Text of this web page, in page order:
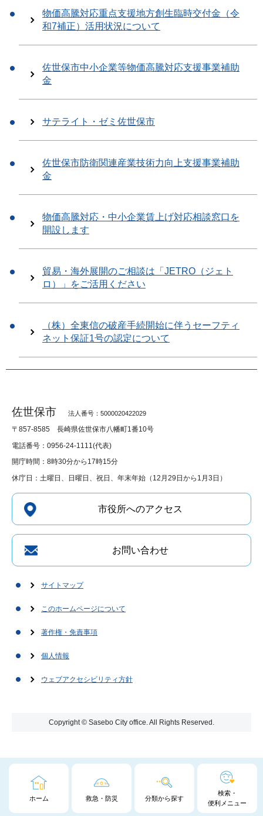
ホーム 救急・防災 分類から探す
検索・
便利メニュー
物価高騰対応重点支援地方創生臨時交付金（令
和7補正）活用状況について
佐世保市中小企業等物価高騰対応支援事業補助
金
サテライト・ゼミ佐世保市
佐世保市防衛関連産業技術力向上支援事業補助
金
物価高騰対応・中小企業賃上げ対応相談窓口を
開設します
貿易・海外展開のご相談は「JETRO（ジェト
ロ）」をご活用ください
（株）全東信の破産手続開始に伴うセーフティ
ネット保証1号の認定について
佐世保市 法人番号：5000020422029
〒857-8585 長崎県佐世保市八幡町1番10号
電話番号：0956-24-1111(代表)
開庁時間：8時30分から17時15分
休庁日：土曜日、日曜日、祝日、年末年始（12月29日から1月3日）
市役所へのアクセス
お問い合わせ
サイトマップ
このホームページについて
著作権・免責事項
個人情報
ウェブアクセシビリティ方針
Copyright © Sasebo City office. All Rights Reserved.